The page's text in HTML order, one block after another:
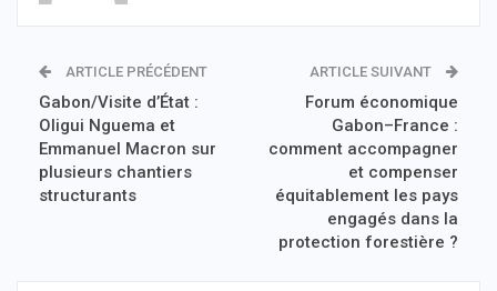
ARTICLE PRÉCÉDENT
Gabon/Visite d’État :
Oligui Nguema et
Emmanuel Macron sur
plusieurs chantiers
structurants
ARTICLE SUIVANT
Forum économique
Gabon–France :
comment accompagner
et compenser
équitablement les pays
engagés dans la
protection forestière ?